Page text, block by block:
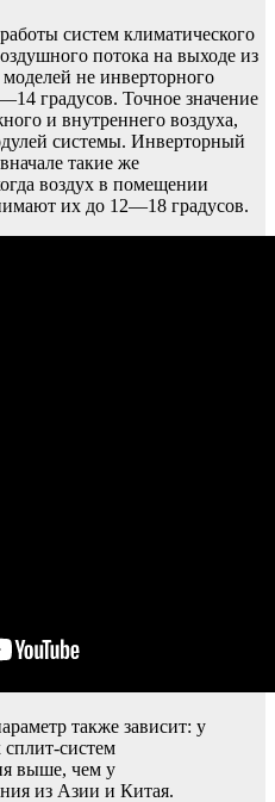
систем климатического
потока на выходе из
моделей не инверторного
градусов. Точное значение
и внутреннего воздуха,
системы. Инверторный
такие же
воздух в помещении
их до 12—18 градусов.
также зависит: у
систем
выше, чем у
из Азии и Китая.